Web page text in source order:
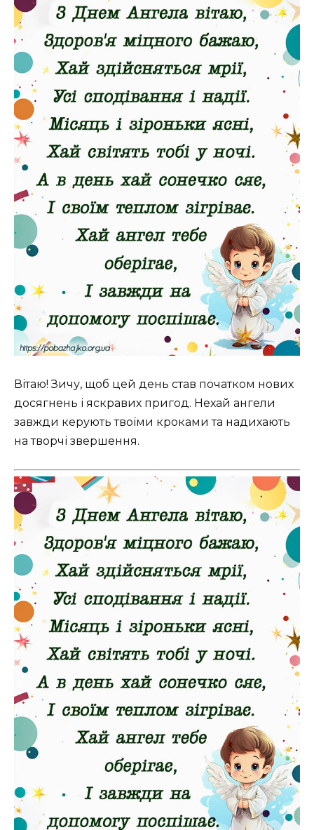
Вітаю! Зичу, щоб цей день став початком нових
досягнень і яскравих пригод. Нехай ангели
завжди керують твоїми кроками та надихають
на творчі звершення.